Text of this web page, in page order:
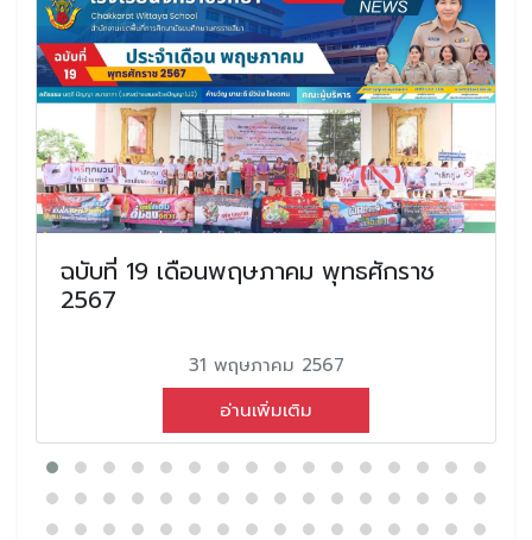
ฉบับที่ 19 เดือนพฤษภาคม พุทธศักราช
2567
31 พฤษภาคม 2567
อ่านเพิ่มเติม